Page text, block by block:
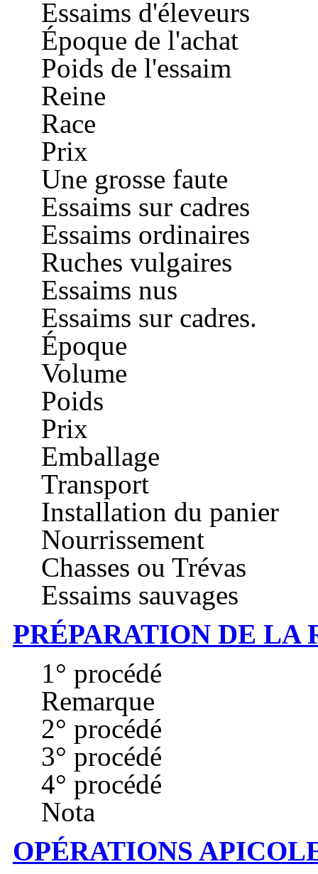
Essaims d'éleveurs
Époque de l'achat
Poids de l'essaim
Reine
Race
Prix
Une grosse faute
Essaims sur cadres
Essaims ordinaires
Ruches vulgaires
Essaims nus
Essaims sur cadres.
Époque
Volume
Poids
Prix
Emballage
Transport
Installation du panier
Nourrissement
Chasses ou Trévas
Essaims sauvages
PRÉPARATION DE LA
1° procédé
Remarque
2° procédé
3° procédé
4° procédé
Nota
OPÉRATIONS